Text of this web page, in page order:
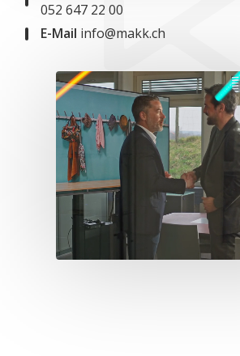
052 647 22 00
E-Mail info@makk.ch